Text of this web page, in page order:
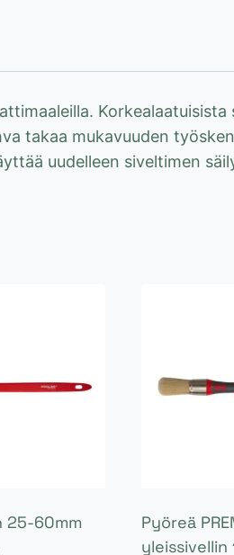
takaa mukavuuden
uudelleen siveltimen
25-60mm
Pyöreä
yleissivellin